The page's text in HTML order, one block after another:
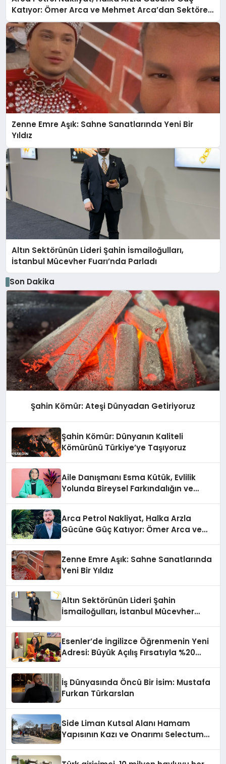
Katıyor: Ömer Arca ve Mehmet Arca’dan Sektöre
Güçlü Yatırım
Zenne Emre Aşık: Sahne Sanatlarında Yeni Bir
Yıldız
Altın Sektörünün Lideri Şahin İsmailoğulları,
İstanbul Mücevher Fuarı’nda Parladı ￼
Son Dakika
Şahin Kömür: Ateşi Dünyadan Getiriyoruz
Şahin Kömür: Dünyanın Kaliteli
Kömürünü Türkiye’ye Taşıyoruz
Aile Danışmanı Esma Kütük, Evlilik
Yolunda Bireysel Farkındalığın ve
Arca Petrol Nakliyat, Halka Arzla
Gücüne Güç Katıyor: Ömer Arca ve
Zenne Emre Aşık: Sahne Sanatlarında
Yeni Bir Yıldız
Altın Sektörünün Lideri Şahin
İsmailoğulları, İstanbul Mücevher
Esenler’de İngilizce Öğrenmenin Yeni
Adresi: Büyük Açılış Fırsatıyla %20
İş Dünyasında Öncü Bir İsim: Mustafa
Furkan Türkarslan
Side Liman Kutsal Alanı Hamam
Yapısının Kazı ve Onarımı Selectum